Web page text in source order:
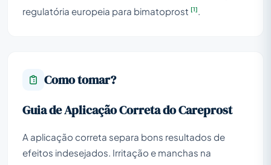
regulatória europeia para bimatoprost [1]
Como tomar?
Guia de Aplicação Correta do Careprost
A aplicação correta separa bons resultados de
efeitos indesejados. Irritação e manchas na